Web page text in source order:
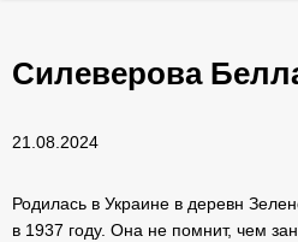
Силеверова
21.08.2024
Родилась в Украине в деревн
в 1937 году. Она не помнит, чем